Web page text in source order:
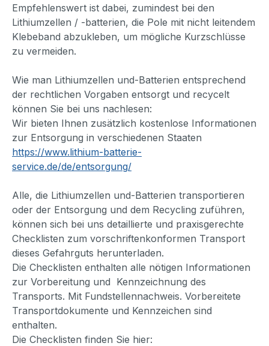
Empfehlenswert ist dabei, zumindest bei den
Lithiumzellen / -batterien, die Pole mit nicht leitendem
Klebeband abzukleben, um mögliche Kurzschlüsse
zu vermeiden.
Wie man Lithiumzellen und-Batterien entsprechend
der rechtlichen Vorgaben entsorgt und recycelt
können Sie bei uns nachlesen:
Wir bieten Ihnen zusätzlich kostenlose Informationen
zur Entsorgung in verschiedenen Staaten
https://www.lithium-batterie-
service.de/de/entsorgung/
Alle, die Lithiumzellen und-Batterien transportieren
oder der Entsorgung und dem Recycling zuführen,
können sich bei uns detaillierte und praxisgerechte
Checklisten zum vorschriftenkonformen Transport
dieses Gefahrguts herunterladen.
Die Checklisten enthalten alle nötigen Informationen
zur Vorbereitung und Kennzeichnung des
Transports. Mit Fundstellennachweis. Vorbereitete
Transportdokumente und Kennzeichen sind
enthalten.
Die Checklisten finden Sie hier: